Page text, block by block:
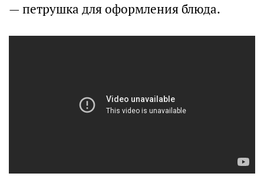
— петрушка для оформления блюда.